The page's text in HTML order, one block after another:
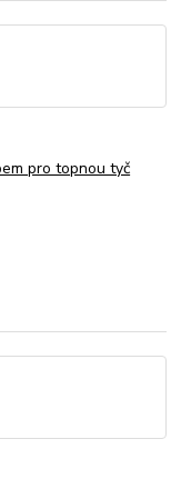
pro topnou tyč